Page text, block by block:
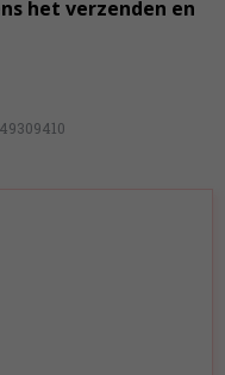
het verzenden en